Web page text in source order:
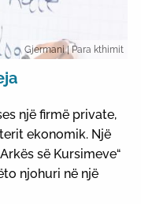
Gjermani| Para kthimit
një firmë private,
ekonomik. Një
së Kursimeve“
njohuri në një